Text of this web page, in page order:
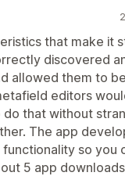
that make it
discovered
allowed them to
editors
do that without
The app
so you
5 app